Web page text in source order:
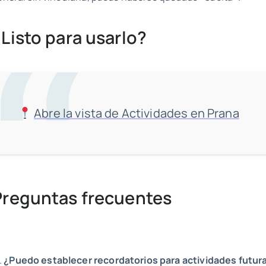
para usarlo?
Abre la vista de Actividades en Prana
frecuentes
¿Puedo establecer recordatorios para actividades